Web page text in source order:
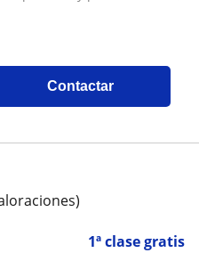
Contactar
1ª clase gratis